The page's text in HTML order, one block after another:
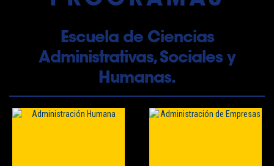
Escuela de Ciencias
Administrativas, Sociales y
Humanas.